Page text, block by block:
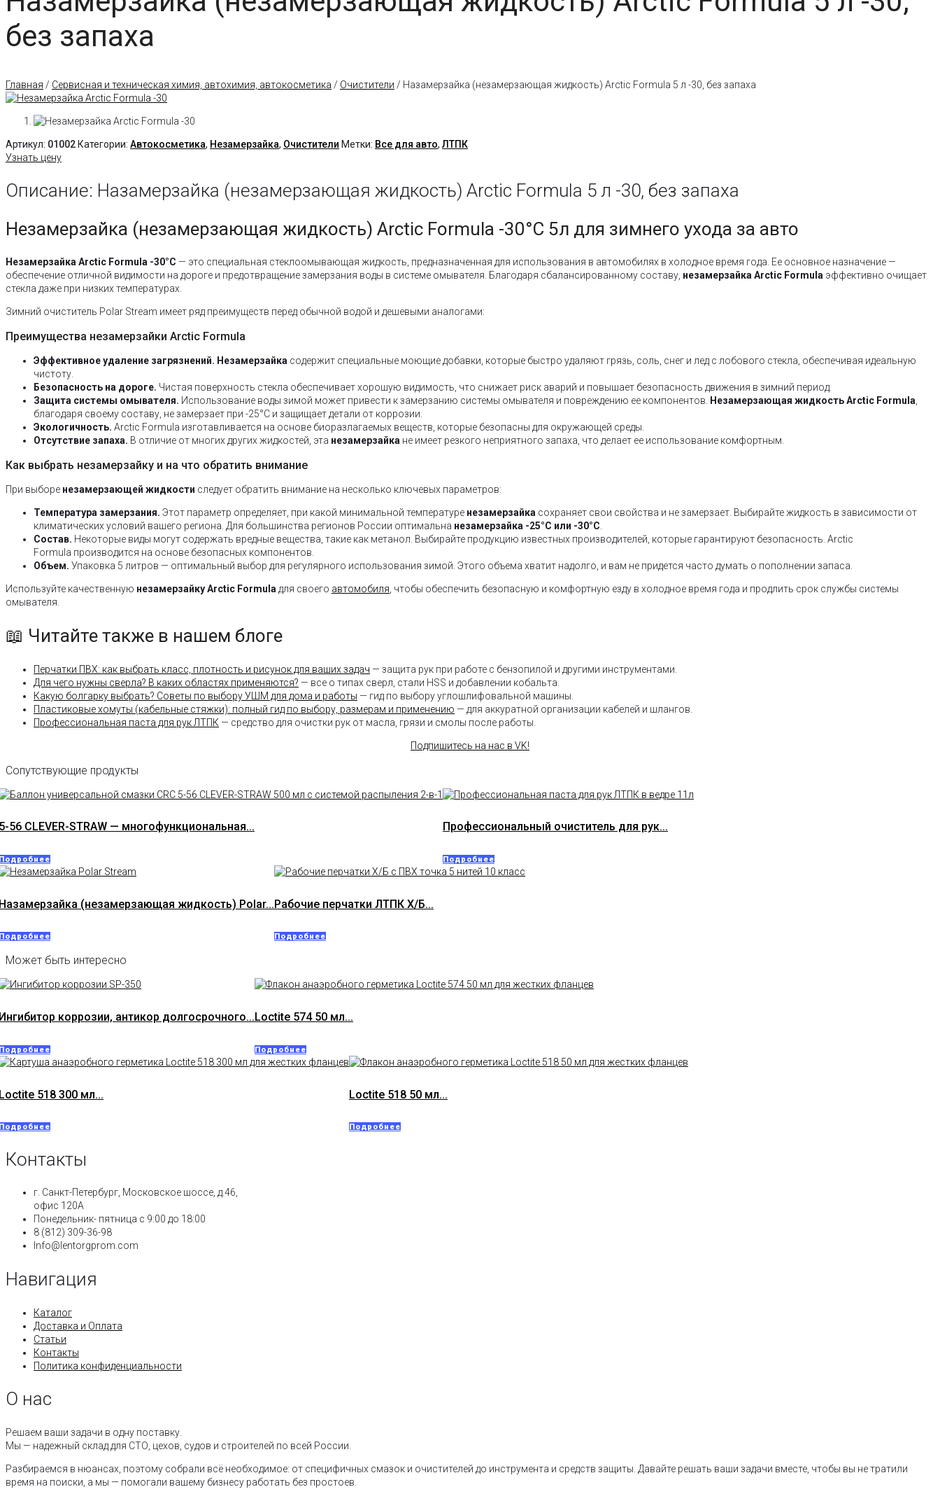
без запаха
Главная / Сервисная и техническая химия, автохимия, автокосметика / Очистители / Назамерзайка (незамерзающая жидкость) Arctic Formula 5 л -30, без запаха
Артикул: 01002 Категории: Автокосметика, Незамерзайка, Очистители Метки: Все для авто, ЛТПК
Узнать цену
Описание: Назамерзайка (незамерзающая жидкость) Arctic Formula 5 л -30, без запаха
Незамерзайка (незамерзающая жидкость) Arctic Formula -30°C 5л для зимнего ухода за авто
Незамерзайка Arctic Formula -30°C — это специальная стеклоомывающая жидкость, предназначенная для использования в автомобилях в холодное время года. Ее основное назначение —
обеспечение отличной видимости на дороге и предотвращение замерзания воды в системе омывателя. Благодаря сбалансированному составу, незамерзайка Arctic Formula эффективно очищает
стекла даже при низких температурах.
Зимний очиститель Polar Stream имеет ряд преимуществ перед обычной водой и дешевыми аналогами:
Преимущества незамерзайки Arctic Formula
Эффективное удаление загрязнений. Незамерзайка содержит специальные моющие добавки, которые быстро удаляют грязь, соль, снег и лед с лобового стекла, обеспечивая идеальную
чистоту.
Безопасность на дороге. Чистая поверхность стекла обеспечивает хорошую видимость, что снижает риск аварий и повышает безопасность движения в зимний период.
Защита системы омывателя. Использование воды зимой может привести к замерзанию системы омывателя и повреждению ее компонентов. Незамерзающая жидкость Arctic Formula,
благодаря своему составу, не замерзает при -25°C и защищает детали от коррозии.
Экологичность. Arctic Formula изготавливается на основе биоразлагаемых веществ, которые безопасны для окружающей среды.
Отсутствие запаха. В отличие от многих других жидкостей, эта незамерзайка не имеет резкого неприятного запаха, что делает ее использование комфортным.
Как выбрать незамерзайку и на что обратить внимание
При выборе незамерзающей жидкости следует обратить внимание на несколько ключевых параметров:
Температура замерзания. Этот параметр определяет, при какой минимальной температуре незамерзайка сохраняет свои свойства и не замерзает. Выбирайте жидкость в зависимости от
климатических условий вашего региона. Для большинства регионов России оптимальна незамерзайка -25°C или -30°C.
Состав. Некоторые виды могут содержать вредные вещества, такие как метанол. Выбирайте продукцию известных производителей, которые гарантируют безопасность. Arctic
Formula производится на основе безопасных компонентов.
Объем. Упаковка 5 литров — оптимальный выбор для регулярного использования зимой. Этого объема хватит надолго, и вам не придется часто думать о пополнении запаса.
Используйте качественную незамерзайку Arctic Formulaдля своего автомобиля, чтобы обеспечить безопасную и комфортную езду в холодное время года и продлить срок службы системы
омывателя.
📖 Читайте также в нашем блоге
Перчатки ПВХ: как выбрать класс, плотность и рисунок для ваших задач — защита рук при работе с бензопилой и другими инструментами.
Для чего нужны сверла? В каких областях применяются? — все о типах сверл, стали HSS и добавлении кобальта.
Какую болгарку выбрать? Советы по выбору УШМ для дома и работы — гид по выбору углошлифовальной машины.
Пластиковые хомуты (кабельные стяжки): полный гид по выбору, размерам и применению — для аккуратной организации кабелей и шлангов.
Профессиональная паста для рук ЛТПК — средство для очистки рук от масла, грязи и смолы после работы.
Подпишитесь на нас в VK!
Сопутствующие продукты
56 CLEVER-STRAW — многофункциональная... Профессиональный очиститель для рук...
Подробнее
(незамерзающая жидкость) Polar...Рабочие перчатки ЛТПК Х/Б...
Подробнее
Может быть интересно
коррозии, антикор долгосрочного...Loctite 574 50 мл...
Подробнее
518 300 мл... Loctite 518 50 мл...
Подробнее
Контакты
г. Санкт-Петербург, Московское шоссе, д.46,
офис 120А
Понедельник- пятница с 9:00 до 18:00​
8 (812) 309-36-98
Info@lentorgprom.com
Навигация
Каталог
Доставка и Оплата
Статьи
Контакты
Политика конфиденциальности
О нас
Решаем ваши задачи в одну поставку.
Мы — надежный склад для СТО, цехов, судов и строителей по всей России.
Разбираемся в нюансах, поэтому собрали всё необходимое: от специфичных смазок и очистителей до инструмента и средств защиты. Давайте решать ваши задачи вместе, чтобы вы не тратили
время на поиски, а мы — помогали вашему бизнесу работать без простоев.